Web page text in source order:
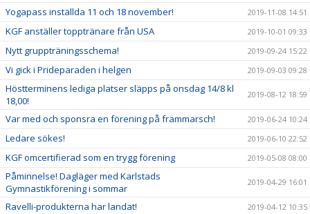
Yogapass inställda 11 och 18 november! 2019-11-08 14:51
KGF anställer topptränare från USA 2019-10-01 09:33
Nytt gruppträningsschema! 2019-09-24 15:22
Vi gick i Prideparaden i helgen 2019-09-03 09:28
Höstterminens lediga platser släpps på onsdag 14/8 kl
18,00!
2019-08-12 18:59
Var med och sponsra en förening på frammarsch! 2019-06-24 10:24
Ledare sökes! 2019-06-10 22:52
KGF omcertifierad som en trygg förening 2019-05-08 08:00
Påminnelse! Dagläger med Karlstads
Gymnastikförening i sommar
2019-04-29 16:01
Ravelli-produkterna har landat! 2019-04-12 10:35